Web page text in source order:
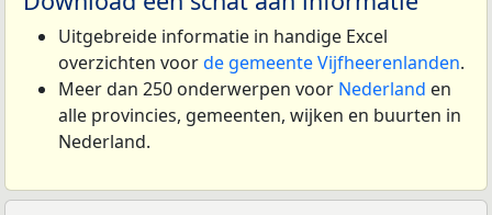
Uitgebreide informatie in handige Excel
overzichten voorde gemeente Vijfheerenlanden.
Meer dan 250 onderwerpen voor Nederland en
alle provincies, gemeenten, wijken en buurten in
Nederland.